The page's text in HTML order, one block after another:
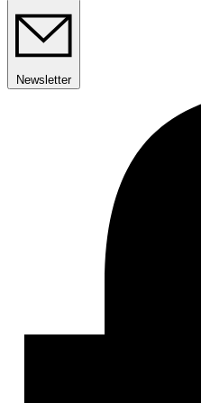
Newsletter